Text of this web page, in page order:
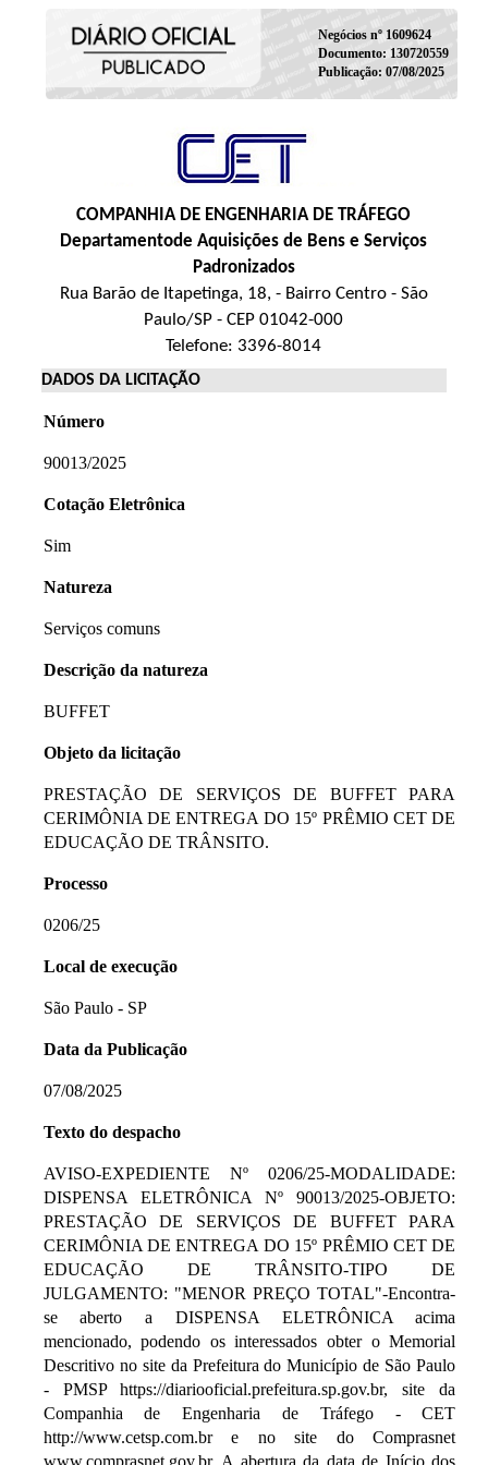
Negócios nº 1609624
Documento: 130720559
Publicação: 07/08/2025
COMPANHIA DE ENGENHARIA DE TRÁFEGO
Departamentode Aquisições de Bens e Serviços
Padronizados
Rua Barão de Itapetinga, 18, - Bairro Centro - São
Paulo/SP - CEP 01042-000
Telefone: 3396-8014
DADOS DA LICITAÇÃO
Número
90013/2025
Cotação Eletrônica
Sim
Natureza
Serviços comuns
Descrição da natureza
BUFFET
Objeto da licitação
PRESTAÇÃO DE SERVIÇOS DE BUFFET PARA
CERIMÔNIA DE ENTREGA DO 15º PRÊMIO CET DE
EDUCAÇÃO DE TRÂNSITO.
Processo
0206/25
Local de execução
São Paulo - SP
Data da Publicação
07/08/2025
Texto do despacho
AVISO-EXPEDIENTE Nº 0206/25-MODALIDADE:
DISPENSA ELETRÔNICA Nº 90013/2025-OBJETO:
PRESTAÇÃO DE SERVIÇOS DE BUFFET PARA
CERIMÔNIA DE ENTREGA DO 15º PRÊMIO CET DE
EDUCAÇÃO DE TRÂNSITO-TIPO DE
JULGAMENTO: "MENOR PREÇO TOTAL"-Encontra-
se aberto a DISPENSA ELETRÔNICA acima
mencionado, podendo os interessados obter o Memorial
Descritivo no site da Prefeitura do Município de São Paulo
- PMSP https://diariooficial.prefeitura.sp.gov.br, site da
Companhia de Engenharia de Tráfego - CET
http://www.cetsp.com.br e no site do Comprasnet
www.comprasnet.gov.br. A abertura da data de Início dos